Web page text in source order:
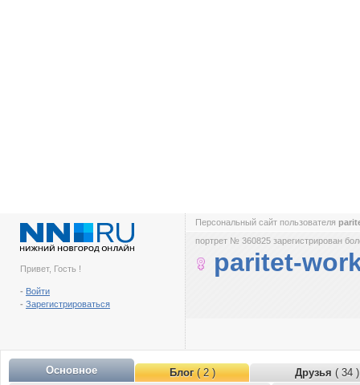
Привет, Гость !
- Войти
- Зарегистрироваться
Персональный сайт пользователя
портрет № 360825 зарегистрирован
paritet-
Основное Блог( 2 ) Друзья ( 34 )